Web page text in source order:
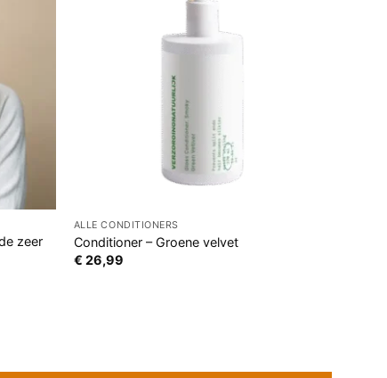
zeer
ALLE CONDITIONERS
Conditioner – Groene velvet
€ 26,99